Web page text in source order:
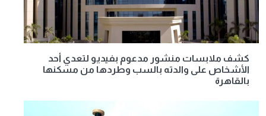
كشف ملابسات منشور مدعوم بفيديو لتعدي أحد
الأشخاص على والدته بالسب وطردها من مسكنها
بالقاهرة